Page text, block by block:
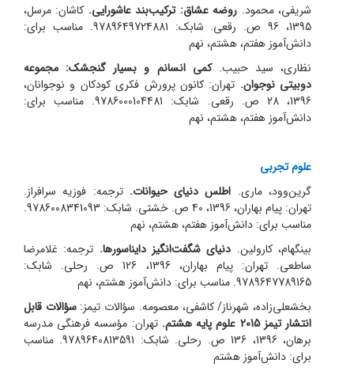
شریفی، محمود. روضه عشاق: ترکیب‌بند عاشورایی. کاشان: مرسل،
1395، 96 ص. رقعی. شابک: 9789649724881. مناسب برای:
دانش‌آموز هفتم، هشتم، نهم
نظاری، سید‌ حبیب.کمی انسانم و بسیار گنجشک: مجموعه
دوبیتی نوجوان. تهران: کانون پرورش فکری کودکان و نوجوانان،
1396، 28 ص. رقعی. شابک: 9786000104481. مناسب برای:
دانش‌آموز هفتم، هشتم، نهم
علوم تجربی
گرین‌وود، ماری. اطلس دنیای حیوانات. ترجمه: فوزیه سرافراز.
تهران: پیام بهاران، 1396، 40 ص. خشتی. شابک: 9786008341093.
مناسب برای: دانش‌آموز هفتم، هشتم، نهم
بینگهام، کارولین. دنیای شگفت‌انگیز دایناسورها. ترجمه: غلامرضا
ساطعی. تهران: پیام بهاران، 1396، 126 ص. رحلی. شابک:
9789647789165. مناسب برای: دانش‌آموز هشتم، نهم
بخشعلی‌زاده، شهرناز/ کاشفی، معصومه. سؤالات تیمز:سؤالات قابل
انتشار تیمز 2015 علوم پایه هشتم.
تهران: مؤسسه فرهنگی مدرسه
برهان، 1396، 136 ص. رحلی. شابک: 9789640813591. مناسب
برای: دانش‌آموز هشتم